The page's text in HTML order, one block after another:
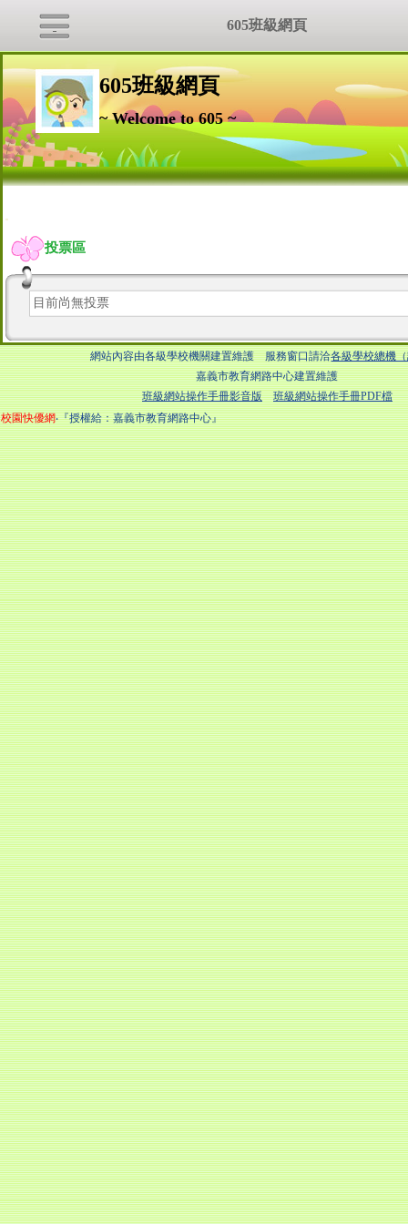
605班級網頁
~ Welcome to 605 ~
:::
投票區
目前尚無投票
網站內容由各級學校機關建置維護 服務窗口請洽各級學校總機
嘉義市教育網路中心建置維護
班級網站操作手冊影音版
班級網站操作手冊PDF檔
校園快優網‧『授權給：嘉義市教育網路中心』
605班級網頁